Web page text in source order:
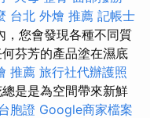
台北 外燴 推薦 記帳士
，您會發現各種不同質
芬芳的產品塗在濕底
推薦 旅行社代辦護照
是是為空間帶來新鮮
胞證 Google商家檔案